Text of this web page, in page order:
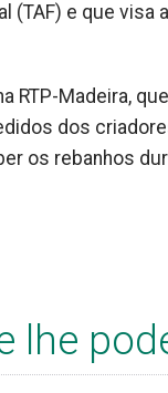
(TAF) e que
RTP-Madeira,
dos
os rebanhos
lhe